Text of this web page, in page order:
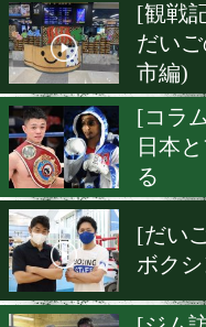
▶ 新着 KO KiNG
[観
だ
[コ
日
る